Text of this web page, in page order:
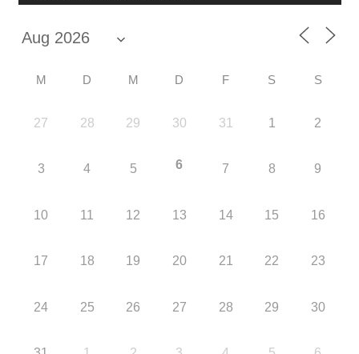
M D M D F S S
27 28 29 30 31 1 2
3 4 5 6 7 8 9
10 11 12 13 14 15 16
17 18 19 20 21 22 23
24 25 26 27 28 29 30